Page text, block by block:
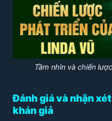
Tầm nhìn và chiến
Đánh giá và nhận
khán giả